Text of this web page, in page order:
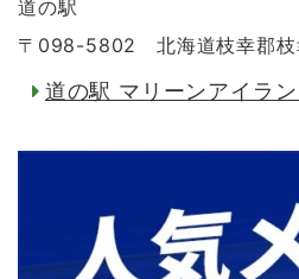
道の駅
〒098-5802 北海道枝幸郡枝
道の駅 マリーンアイラ